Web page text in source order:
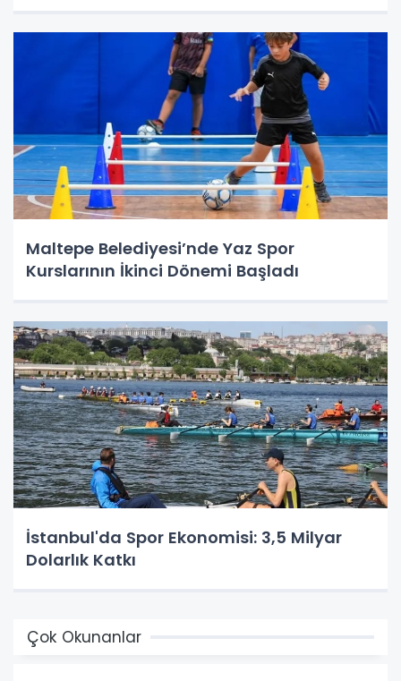
Maltepe Belediyesi’nde Yaz Spor
Kurslarının İkinci Dönemi Başladı
İstanbul'da Spor Ekonomisi: 3,5 Milyar
Dolarlık Katkı
Çok Okunanlar